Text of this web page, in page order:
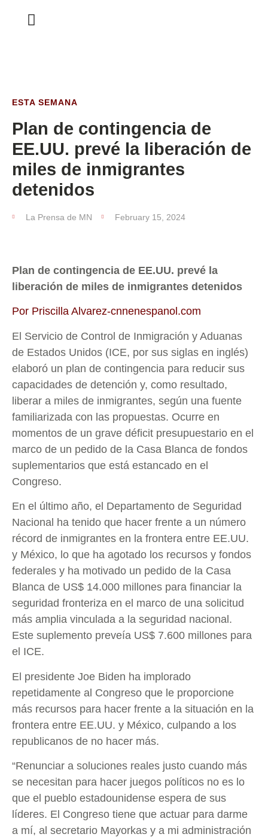
ESTA SEMANA
Plan de contingencia de
EE.UU. prevé la liberación de
miles de inmigrantes
detenidos
La Prensa de MN February 15, 2024
Plan de contingencia de EE.UU. prevé la
liberación de miles de inmigrantes detenidos
Por Priscilla Alvarez-cnnenespanol.com
El Servicio de Control de Inmigración y Aduanas
de Estados Unidos (ICE, por sus siglas en inglés)
elaboró un plan de contingencia para reducir sus
capacidades de detención y, como resultado,
liberar a miles de inmigrantes, según una fuente
familiarizada con las propuestas. Ocurre en
momentos de un grave déficit presupuestario en el
marco de un pedido de la Casa Blanca de fondos
suplementarios que está estancado en el
Congreso.
En el último año, el Departamento de Seguridad
Nacional ha tenido que hacer frente a un número
récord de inmigrantes en la frontera entre EE.UU.
y México, lo que ha agotado los recursos y fondos
federales y ha motivado un pedido de la Casa
Blanca de US$ 14.000 millones para financiar la
seguridad fronteriza en el marco de una solicitud
más amplia vinculada a la seguridad nacional.
Este suplemento preveía US$ 7.600 millones para
el ICE.
El presidente Joe Biden ha implorado
repetidamente al Congreso que le proporcione
más recursos para hacer frente a la situación en la
frontera entre EE.UU. y México, culpando a los
republicanos de no hacer más.
“Renunciar a soluciones reales justo cuando más
se necesitan para hacer juegos políticos no es lo
que el pueblo estadounidense espera de sus
líderes. El Congreso tiene que actuar para darme
a mí, al secretario Mayorkas y a mi administración